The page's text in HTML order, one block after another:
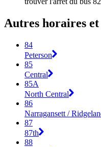
Autres horaires
84
Peterson
85
Central
85A
North Central
86
Narragansett /
87
87th
88